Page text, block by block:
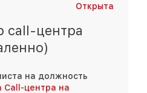
Открыта
call-центра
на должность
Call-центра на